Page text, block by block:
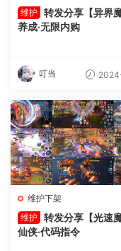
维护 转发分享【异界
养成·无限内购
叮当
维护下架
维护 转发分享【光速
仙侠·代码指令